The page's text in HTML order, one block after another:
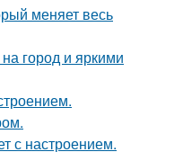
меняет весь
город и яркими
с настроением.